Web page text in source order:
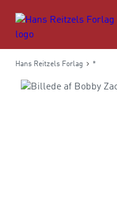
Hans Reitzels Forlag *